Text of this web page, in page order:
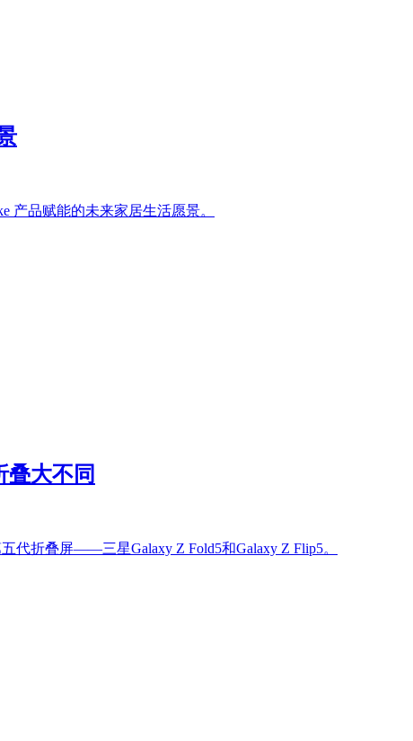
产品赋能的未来家居生活愿景。
叠大不同
代折叠屏——三星Galaxy Z Fold5和Galaxy Z Flip5。